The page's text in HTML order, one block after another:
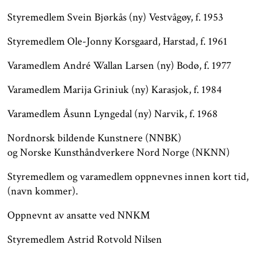
Styremedlem Svein Bjørkås (ny) Vestvågøy, f. 1953
Styremedlem Ole-Jonny Korsgaard, Harstad, f. 1961
Varamedlem André Wallan Larsen (ny) Bodø, f. 1977
Varamedlem Marija Griniuk (ny) Karasjok, f. 1984
Varamedlem Åsunn Lyngedal (ny) Narvik, f. 1968
Nordnorsk bildende Kunstnere (NNBK)
og Norske Kunsthåndverkere Nord Norge (NKNN)
Styremedlem og varamedlem oppnevnes innen kort tid,
(navn kommer).
Oppnevnt av ansatte ved NNKM
Styremedlem Astrid Rotvold Nilsen